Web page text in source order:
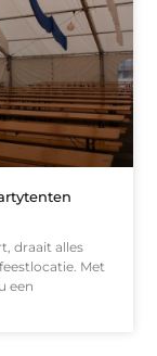
draait alles
Met
een